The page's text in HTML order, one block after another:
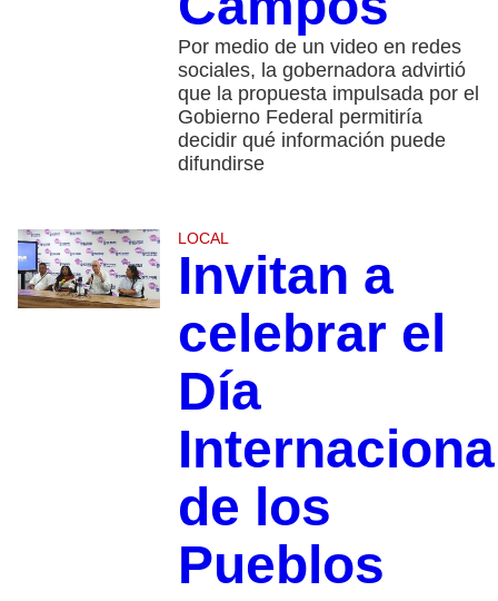
Por medio de un video en redes
sociales, la gobernadora advirtió
que la propuesta impulsada por el
Gobierno Federal permitiría
decidir qué información puede
difundirse
LOCAL
Invitan a
celebrar el
Día
de los
Pueblos